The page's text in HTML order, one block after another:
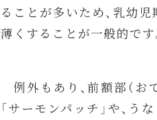
ることが多いため、乳幼
薄くすることが一般的です
例外もあり、前額部（お
「サーモンパッチ」や、う